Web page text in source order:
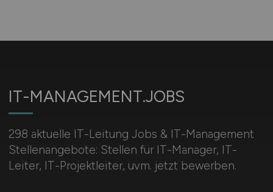
IT-MANAGEMENT.JOBS
298 aktuelle IT-Leitung Jobs & IT-Management
Stellenangebote: Stellen für IT-Manager, IT-
Leiter, IT-Projektleiter, uvm. jetzt bewerben.